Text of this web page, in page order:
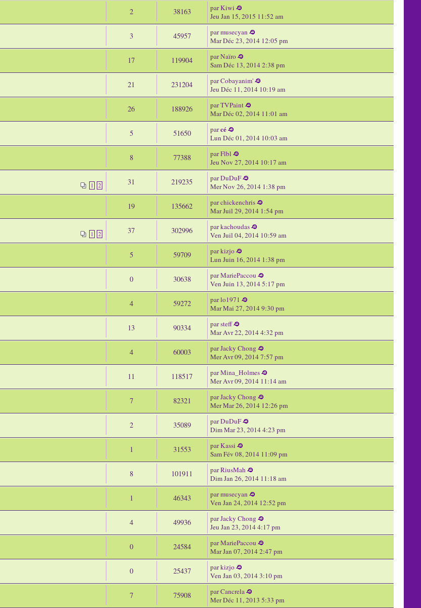
2 38163 parKiwi
Jeu Jan 15, 2015 11:52 am
3 45957 parmusecyan
Mar Déc 23, 2014 12:05 pm
17 119904 parNaïro
Sam Déc 13, 2014 2:38 pm
21 231204 parCobayanim'
Jeu Déc 11, 2014 10:19 am
26 188926 parTVPaint
Mar Déc 02, 2014 11:01 am
5 51650 parcé
Lun Déc 01, 2014 10:03 am
8 77388 parFlbl
Jeu Nov 27, 2014 10:17 am
1 2 31 219235 parDuDuF
Mer Nov 26, 2014 1:38 pm
19 135662 parchickenchris
Mar Juil 29, 2014 1:54 pm
1 2 37 302996 parkachoudas
Ven Juil 04, 2014 10:59 am
5 59709 parkizjo
Lun Juin 16, 2014 1:38 pm
0 30638 parMariePaccou
Ven Juin 13, 2014 5:17 pm
4 59272 parlo1971
Mar Mai 27, 2014 9:30 pm
13 90334 parsteff
Mar Avr 22, 2014 4:32 pm
4 60003 parJacky Chong
Mer Avr 09, 2014 7:57 pm
11 118517 parMina_Holmes
Mer Avr 09, 2014 11:14 am
7 82321 parJacky Chong
Mer Mar 26, 2014 12:26 pm
2 35089 parDuDuF
Dim Mar 23, 2014 4:23 pm
1 31553 parKassi
Sam Fév 08, 2014 11:09 pm
8 101911 parRiusMah
Dim Jan 26, 2014 11:18 am
1 46343 parmusecyan
Ven Jan 24, 2014 12:52 pm
4 49936 parJacky Chong
Jeu Jan 23, 2014 4:17 pm
0 24584 parMariePaccou
Mar Jan 07, 2014 2:47 pm
0 25437 parkizjo
Ven Jan 03, 2014 3:10 pm
7 75908 parCancrela
Mer Déc 11, 2013 5:33 pm